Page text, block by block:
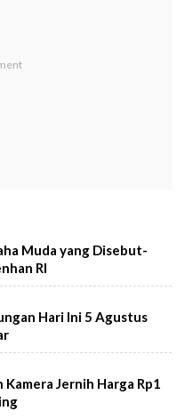
Muda yang Disebut-
RI
Hari Ini 5 Agustus
Kamera Jernih Harga Rp1